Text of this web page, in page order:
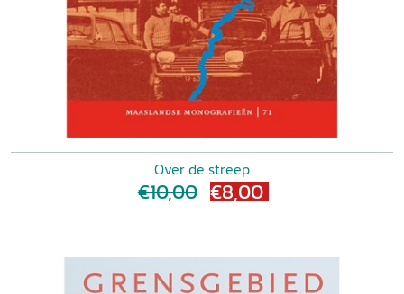
Over de streep
€10,00 €8,00